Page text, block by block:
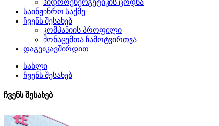
ჰიდროენერგეტიკის ცოდნა
საინჟინრო საქმე
ჩვენს შესახებ
კომპანიის პროფილი
მონაცემთა ჩამოტვირთვა
დაგვიკავშირდით
სახლი
ჩვენს შესახებ
ჩვენს შესახებ